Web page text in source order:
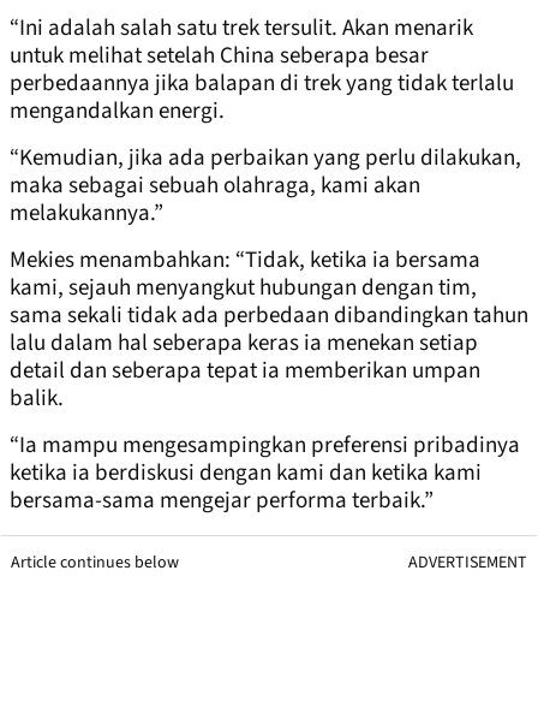
“Ini adalah salah satu trek tersulit. Akan menarik
untuk melihat setelah China seberapa besar
perbedaannya jika balapan di trek yang tidak terlalu
mengandalkan energi.
“Kemudian, jika ada perbaikan yang perlu dilakukan,
maka sebagai sebuah olahraga, kami akan
melakukannya.”
Mekies menambahkan: “Tidak, ketika ia bersama
kami, sejauh menyangkut hubungan dengan tim,
sama sekali tidak ada perbedaan dibandingkan tahun
lalu dalam hal seberapa keras ia menekan setiap
detail dan seberapa tepat ia memberikan umpan
balik.
“Ia mampu mengesampingkan preferensi pribadinya
ketika ia berdiskusi dengan kami dan ketika kami
bersama-sama mengejar performa terbaik.”
Article continues below ADVERTISEMENT